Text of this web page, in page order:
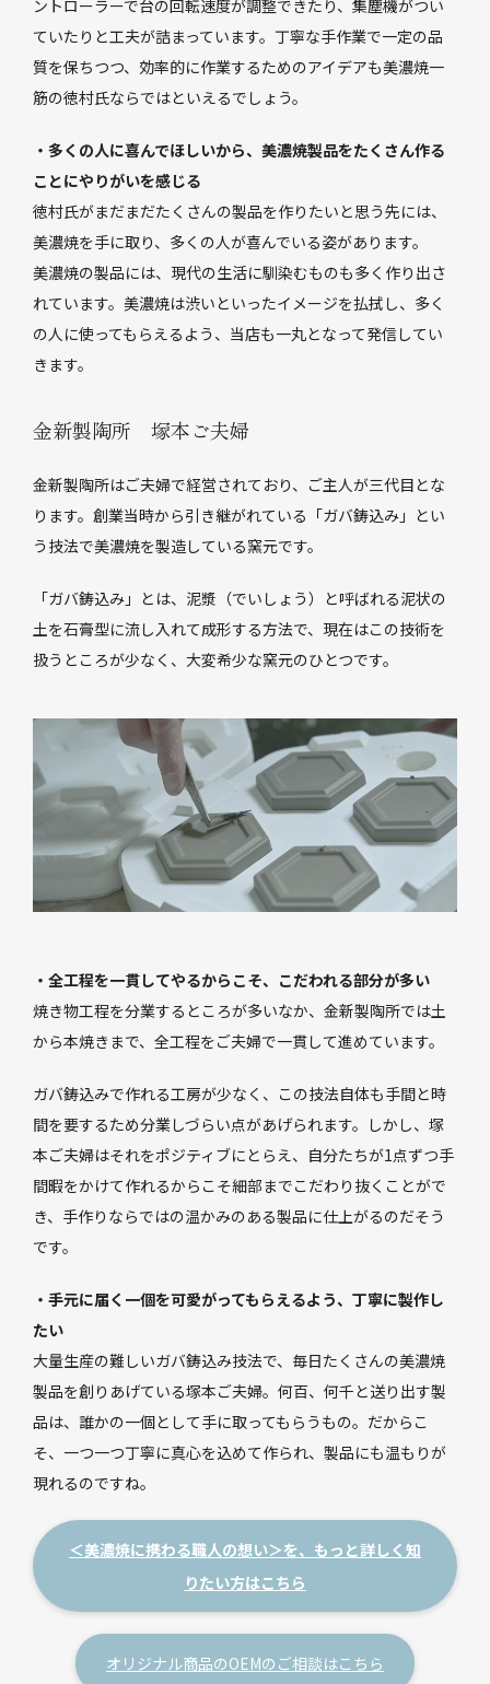
ントローラーで台の回転速度が調整できたり、集塵機がつい
ていたりと工夫が詰まっています。丁寧な手作業で一定の品
質を保ちつつ、効率的に作業するためのアイデアも美濃焼一
筋の徳村氏ならではといえるでしょう。
・多くの人に喜んでほしいから、美濃焼製品をたくさん作る
ことにやりがいを感じる
徳村氏がまだまだたくさんの製品を作りたいと思う先には、
美濃焼を手に取り、多くの人が喜んでいる姿があります。
美濃焼の製品には、現代の生活に馴染むものも多く作り出さ
れています。美濃焼は渋いといったイメージを払拭し、多く
の人に使ってもらえるよう、当店も一丸となって発信してい
きます。
金新製陶所 塚本ご夫婦
金新製陶所はご夫婦で経営されており、ご主人が三代目とな
ります。創業当時から引き継がれている「ガバ鋳込み」とい
う技法で美濃焼を製造している窯元です。
「ガバ鋳込み」とは、泥漿（でいしょう）と呼ばれる泥状の
土を石膏型に流し入れて成形する方法で、現在はこの技術を
扱うところが少なく、大変希少な窯元のひとつです。
・全工程を一貫してやるからこそ、こだわれる部分が多い
焼き物工程を分業するところが多いなか、金新製陶所では土
から本焼きまで、全工程をご夫婦で一貫して進めています。
ガバ鋳込みで作れる工房が少なく、この技法自体も手間と時
間を要するため分業しづらい点があげられます。しかし、塚
本ご夫婦はそれをポジティブにとらえ、自分たちが1点ずつ手
間暇をかけて作れるからこそ細部までこだわり抜くことがで
き、手作りならではの温かみのある製品に仕上がるのだそう
です。
・手元に届く一個を可愛がってもらえるよう、丁寧に製作し
たい
大量生産の難しいガバ鋳込み技法で、毎日たくさんの美濃焼
製品を創りあげている塚本ご夫婦。何百、何千と送り出す製
品は、誰かの一個として手に取ってもらうもの。だからこ
そ、一つ一つ丁寧に真心を込めて作られ、製品にも温もりが
現れるのですね。
＜美濃焼に携わる職人の想い＞を、もっと詳しく知
りたい方はこちら
オリジナル商品のOEMのご相談はこちら